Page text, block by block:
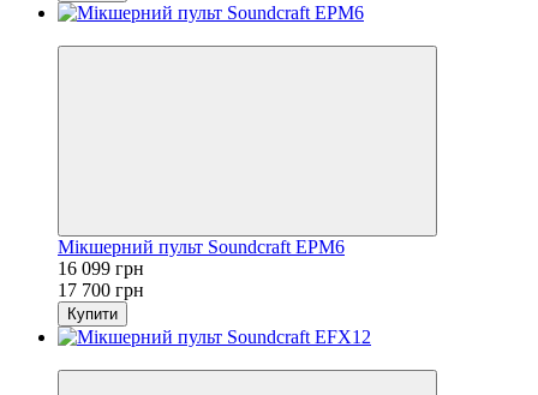
Мікшерний пульт Soundcraft EPM6
16 099 грн
17 700 грн
Купити